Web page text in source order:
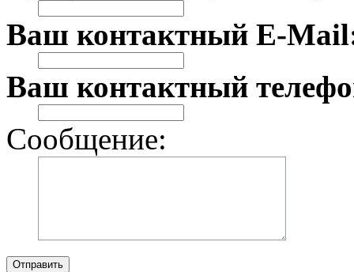
Ваш контактный E-
Ваш контактный
Сообщение:
Отправить